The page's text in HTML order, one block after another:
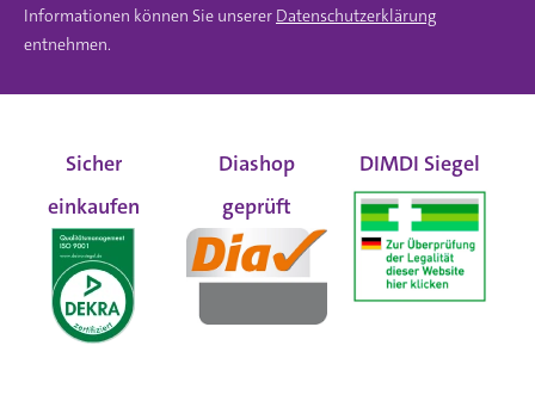
Informationen können Sie unserer Datenschutzerklärung
entnehmen.
Sicher
einkaufen
Diashop
geprüft
DIMDI Siegel